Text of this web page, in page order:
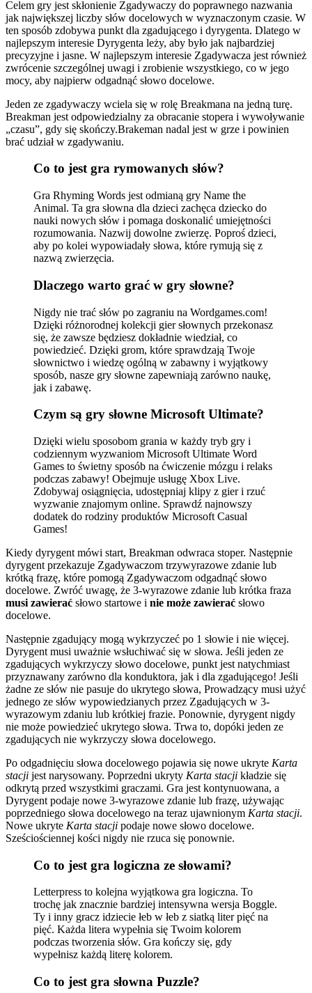
Celem gry jest skłonienie Zgadywaczy do poprawnego nazwania
jak największej liczby słów docelowych w wyznaczonym czasie. W
ten sposób zdobywa punkt dla zgadującego i dyrygenta. Dlatego w
najlepszym interesie Dyrygenta leży, aby było jak najbardziej
precyzyjne i jasne. W najlepszym interesie Zgadywacza jest również
zwrócenie szczególnej uwagi i zrobienie wszystkiego, co w jego
mocy, aby najpierw odgadnąć słowo docelowe.
Jeden ze zgadywaczy wciela się w rolę Breakmana na jedną turę.
Breakman jest odpowiedzialny za obracanie stopera i wywoływanie
„czasu”, gdy się skończy.Brakeman nadal jest w grze i powinien
brać udział w zgadywaniu.
Co to jest gra rymowanych słów?
Gra Rhyming Words jest odmianą gry Name the
Animal. Ta gra słowna dla dzieci zachęca dziecko do
nauki nowych słów i pomaga doskonalić umiejętności
rozumowania. Nazwij dowolne zwierzę. Poproś dzieci,
aby po kolei wypowiadały słowa, które rymują się z
nazwą zwierzęcia.
Dlaczego warto grać w gry słowne?
Nigdy nie trać słów po zagraniu na Wordgames.com!
Dzięki różnorodnej kolekcji gier słownych przekonasz
się, że zawsze będziesz dokładnie wiedział, co
powiedzieć. Dzięki grom, które sprawdzają Twoje
słownictwo i wiedzę ogólną w zabawny i wyjątkowy
sposób, nasze gry słowne zapewniają zarówno naukę,
jak i zabawę.
Czym są gry słowne Microsoft Ultimate?
Dzięki wielu sposobom grania w każdy tryb gry i
codziennym wyzwaniom Microsoft Ultimate Word
Games to świetny sposób na ćwiczenie mózgu i relaks
podczas zabawy! Obejmuje usługę Xbox Live.
Zdobywaj osiągnięcia, udostępniaj klipy z gier i rzuć
wyzwanie znajomym online. Sprawdź najnowszy
dodatek do rodziny produktów Microsoft Casual
Games!
Kiedy dyrygent mówi start, Breakman odwraca stoper. Następnie
dyrygent przekazuje Zgadywaczom trzywyrazowe zdanie lub
krótką frazę, które pomogą Zgadywaczom odgadnąć słowo
docelowe. Zwróć uwagę, że 3-wyrazowe zdanie lub krótka fraza
musi zawierać słowo startowe i nie może zawierać słowo
docelowe.
Następnie zgadujący mogą wykrzyczeć po 1 słowie i nie więcej.
Dyrygent musi uważnie wsłuchiwać się w słowa. Jeśli jeden ze
zgadujących wykrzyczy słowo docelowe, punkt jest natychmiast
przyznawany zarówno dla konduktora, jak i dla zgadującego! Jeśli
żadne ze słów nie pasuje do ukrytego słowa, Prowadzący musi użyć
jednego ze słów wypowiedzianych przez Zgadujących w 3-
wyrazowym zdaniu lub krótkiej frazie. Ponownie, dyrygent nigdy
nie może powiedzieć ukrytego słowa. Trwa to, dopóki jeden ze
zgadujących nie wykrzyczy słowa docelowego.
Po odgadnięciu słowa docelowego pojawia się nowe ukryte Karta
stacji jest narysowany. Poprzedni ukryty Karta stacji kładzie się
odkrytą przed wszystkimi graczami. Gra jest kontynuowana, a
Dyrygent podaje nowe 3-wyrazowe zdanie lub frazę, używając
poprzedniego słowa docelowego na teraz ujawnionym Karta stacji.
Nowe ukryte Karta stacji podaje nowe słowo docelowe.
Sześciościennej kości nigdy nie rzuca się ponownie.
Co to jest gra logiczna ze słowami?
Letterpress to kolejna wyjątkowa gra logiczna. To
trochę jak znacznie bardziej intensywna wersja Boggle.
Ty i inny gracz idziecie łeb w łeb z siatką liter pięć na
pięć. Każda litera wypełnia się Twoim kolorem
podczas tworzenia słów. Gra kończy się, gdy
wypełnisz każdą literę kolorem.
Co to jest gra słowna Puzzle?